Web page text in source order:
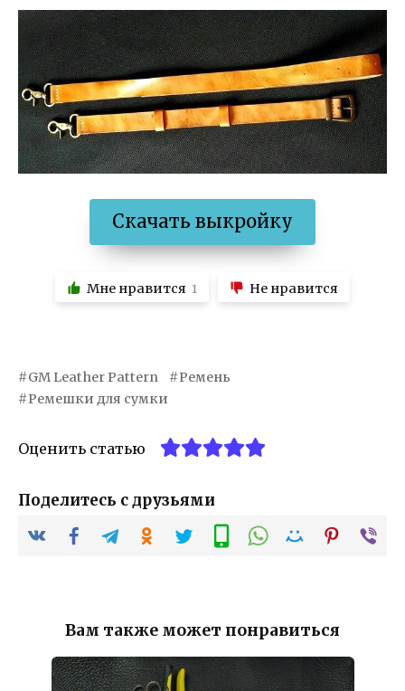
Скачать выкройку
Мне нравится 1 Не нравится
GM Leather Pattern
Ремень
Ремешки для сумки
Оценить статью
Поделитесь с друзьями
Вам также может понравиться